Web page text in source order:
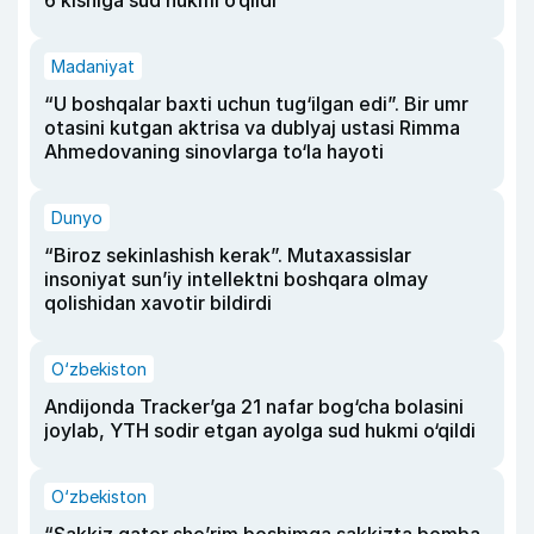
Madaniyat
“U boshqalar baxti uchun tug‘ilgan edi”. Bir umr
otasini kutgan aktrisa va dublyaj ustasi Rimma
Ahmedovaning sinovlarga to‘la hayoti
Dunyo
“Biroz sekinlashish kerak”. Mutaxassislar
insoniyat sun’iy intellektni boshqara olmay
qolishidan xavotir bildirdi
O‘zbekiston
Andijonda Tracker’ga 21 nafar bog‘cha bolasini
joylab, YTH sodir etgan ayolga sud hukmi o‘qildi
O‘zbekiston